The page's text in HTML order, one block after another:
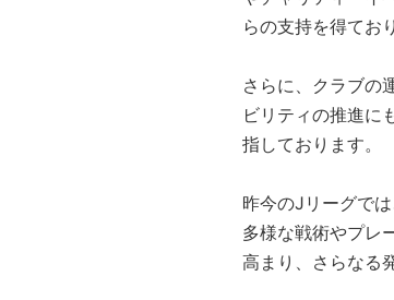
らの支持を得てお
さらに、クラブの
ビリティの推進に
指しております。
昨今のJリーグで
多様な戦術やプレ
高まり、さらなる